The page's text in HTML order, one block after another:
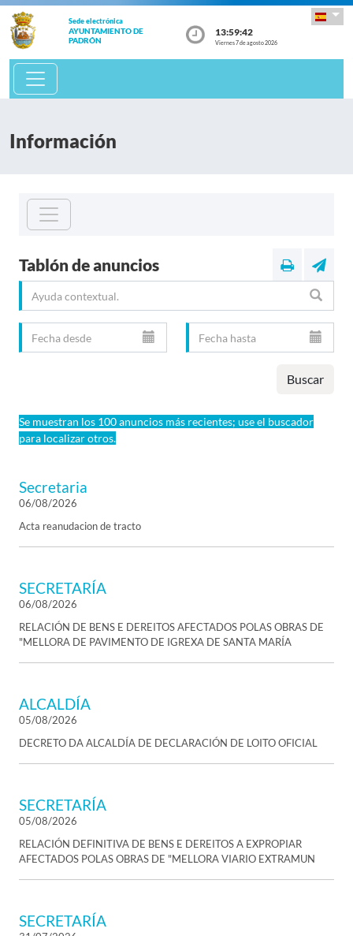
Sede electrónica
AYUNTAMIENTO DE
PADRÓN
13:59:43
Viernes 7 de agosto 2026
Información
Tablón de anuncios
Buscar
Se muestran los 100 anuncios más recientes; use el buscador
para localizar otros.
Secretaria
06/08/2026
Acta reanudacion de tracto
SECRETARÍA
06/08/2026
RELACIÓN DE BENS E DEREITOS AFECTADOS POLAS OBRAS DE
"MELLORA DE PAVIMENTO DE IGREXA DE SANTA MARÍA
ALCALDÍA
05/08/2026
DECRETO DA ALCALDÍA DE DECLARACIÓN DE LOITO OFICIAL
SECRETARÍA
05/08/2026
RELACIÓN DEFINITIVA DE BENS E DEREITOS A EXPROPIAR
AFECTADOS POLAS OBRAS DE "MELLORA VIARIO EXTRAMUN
SECRETARÍA